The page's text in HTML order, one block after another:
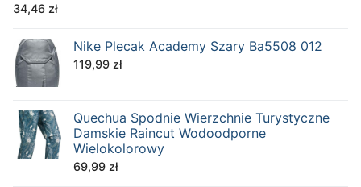
34,46 zł
Nike Plecak Academy Szary Ba5508 012
119,99 zł
Quechua Spodnie Wierzchnie Turystyczne
Damskie Raincut Wodoodporne
Wielokolorowy
69,99 zł